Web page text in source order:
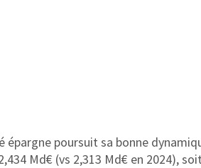
épargne poursuit sa bonne
Md€ (vs 2,313 Md€ en 2024),